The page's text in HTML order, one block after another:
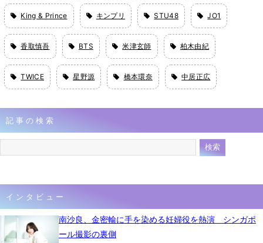
King & Prince キンプリ STU48 JO1
香取慎吾 BTS 米津玄師 柏木由紀
TWICE 星野源 橋本環奈 中居正広
記事の検索
インタビュー
南沙良、金密輸に手を染める妊婦役を熱演 シンガポ
ール撮影の裏側